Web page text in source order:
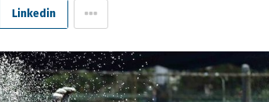
Linkedin